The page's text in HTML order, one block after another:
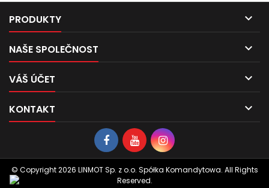
PRODUKTY 
NAŠE SPOLEČNOST 
VÁŠ ÚČET 
KONTAKT 
© Copyright 2026 LINMOT Sp. z o.o. Spółka Komandytowa. All Rights
Reserved.